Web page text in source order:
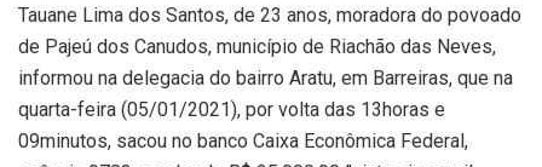
Tauane Lima dos Santos, de 23 anos, moradora do povoado
de Pajeú dos Canudos, município de Riachão das Neves,
informou na delegacia do bairro Aratu, em Barreiras, que na
quarta-feira (05/01/2021), por volta das 13horas e
09minutos, sacou no banco Caixa Econômica Federal,